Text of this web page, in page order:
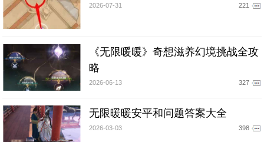
2026-07-31 221
《无限暖暖》奇想滋养幻境挑战全攻
略
2026-06-13 327
无限暖暖安平和问题答案大全
2026-03-03 398